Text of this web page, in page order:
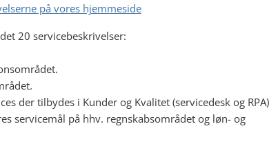
på vores hjemmeside
20 servicebeskrivelser:
der tilbydes i Kunder og Kvalitet (servicedesk og RPA)
servicemål på hhv. regnskabsområdet og løn- og